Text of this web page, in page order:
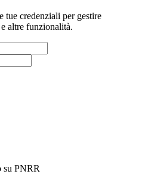
tue credenziali per gestire
altre funzionalità.
su PNRR